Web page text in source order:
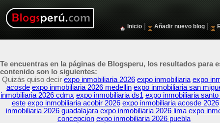
Inicio Añadir nuevo blog
Te encuentras en la páginas de Blogsperu, los resultados para
contenido son lo siguientes:
Quizás quiso decir expo inmobiliaria 2026 expo inmobiliaria expo
acosde expo inmobiliaria 2026 medellin expo inmobiliaria san
inmobiliaria 2026 cdmx expo inmobiliaria ds1 expo inmobiliaria
este expo inmobiliaria acobir 2026 expo inmobiliaria acosde 2026
inmobiliaria 2026 guadalajara expo inmobiliaria 2026 lima expo
concepcion expo inmobiliaria 2026 puebla